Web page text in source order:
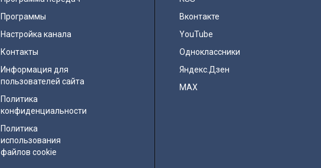
Программы
Настройка канала
Контакты
Информация для
пользователей сайта
Политика
конфиденциальности
Политика
использования
файлов cookie
Вконтакте
YouTube
Одноклассники
Яндекс.Дзен
MAX